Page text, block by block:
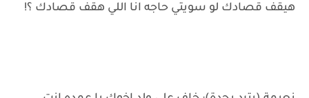
هيقف قصادك لو سويتي حاجه انا اللي هقف قصادك ؟!